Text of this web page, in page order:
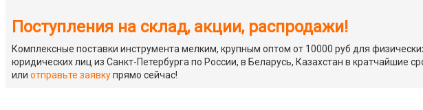
Поступления на склад, акции, распродажи!
Комплексные поставки инструмента мелким, крупным оптом от 10000 руб для
юридических лиц из Санкт-Петербурга по России, в Беларусь, Казахстан в кратчайшие
или отправьте заявкупрямо сейчас!